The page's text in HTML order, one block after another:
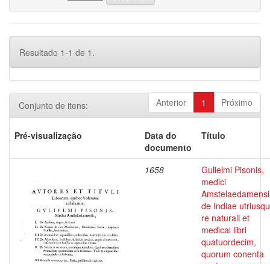
Resultado 1-1 de 1.
Anterior 1 Próximo
Conjunto de itens:
Pré-visualização
Data do
documento
Título
1658
Gulielmi Pisonis,
medici
de Indiae
re naturali et
medical libri
quatuordecim,
quorum conenta